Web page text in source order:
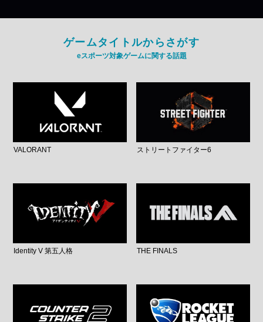
ゲームタイトルからさがす
eスポーツ対象ゲームに関する話題
VALORANT ストリートファイター6
Identity V 第五人格 THE FINALS